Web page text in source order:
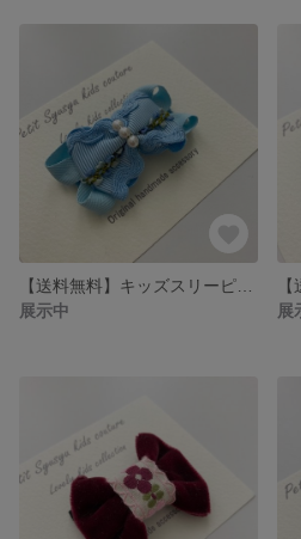
展示中
展